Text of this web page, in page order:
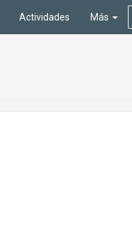
Actividades Más